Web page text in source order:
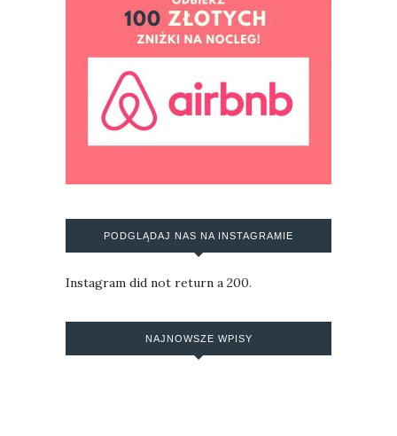
PODGLĄDAJ NAS NA INSTAGRAMIE
Instagram did not return a 200.
NAJNOWSZE WPISY